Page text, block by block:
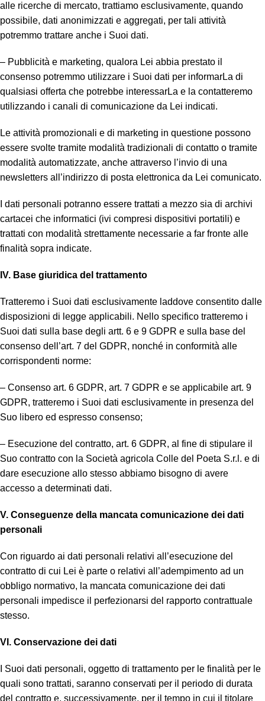
alle ricerche di mercato, trattiamo esclusivamente, quando
possibile, dati anonimizzati e aggregati, per tali attività
potremmo trattare anche i Suoi dati.
– Pubblicità e marketing, qualora Lei abbia prestato il
consenso potremmo utilizzare i Suoi dati per informarLa di
qualsiasi offerta che potrebbe interessarLa e la contatteremo
utilizzando i canali di comunicazione da Lei indicati.
Le attività promozionali e di marketing in questione possono
essere svolte tramite modalità tradizionali di contatto o tramite
modalità automatizzate, anche attraverso l’invio di una
newsletters all’indirizzo di posta elettronica da Lei comunicato.
I dati personali potranno essere trattati a mezzo sia di archivi
cartacei che informatici (ivi compresi dispositivi portatili) e
trattati con modalità strettamente necessarie a far fronte alle
finalità sopra indicate.
IV. Base giuridica del trattamento
Tratteremo i Suoi dati esclusivamente laddove consentito dalle
disposizioni di legge applicabili. Nello specifico tratteremo i
Suoi dati sulla base degli artt. 6 e 9 GDPR e sulla base del
consenso dell’art. 7 del GDPR, nonché in conformità alle
corrispondenti norme:
– Consenso art. 6 GDPR, art. 7 GDPR e se applicabile art. 9
GDPR, tratteremo i Suoi dati esclusivamente in presenza del
Suo libero ed espresso consenso;
– Esecuzione del contratto, art. 6 GDPR, al fine di stipulare il
Suo contratto con la Società agricola Colle del Poeta S.r.l. e di
dare esecuzione allo stesso abbiamo bisogno di avere
accesso a determinati dati.
V. Conseguenze della mancata comunicazione dei dati
personali
Con riguardo ai dati personali relativi all’esecuzione del
contratto di cui Lei è parte o relativi all’adempimento ad un
obbligo normativo, la mancata comunicazione dei dati
personali impedisce il perfezionarsi del rapporto contrattuale
stesso.
VI. Conservazione dei dati
I Suoi dati personali, oggetto di trattamento per le finalità per le
quali sono trattati, saranno conservati per il periodo di durata
del contratto e, successivamente, per il tempo in cui il titolare